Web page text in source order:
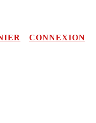
CONNEXION